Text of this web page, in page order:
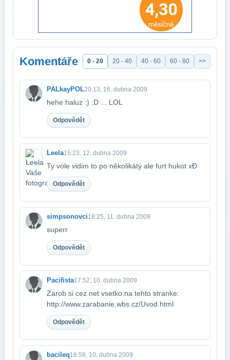
Komentáře 0 - 20 20 - 40 40 - 60 60 - 80 >>
PALkayPOL20:13, 16. dubna 2009
hehe haluz :) :D ... LOL
Odpovědět
Leela15:23, 12. dubna 2009
Ty vole vidim to po několikátý ale furt hukot xĐ
Odpovědět
simpsonovci18:25, 11. dubna 2009
superr
Odpovědět
Pacifista17:52, 10. dubna 2009
Zarob si cez net vsetko na tehto stranke:
http://www.zarabanie.wbs.cz/Uvod.html
Odpovědět
bacileq16:58, 10. dubna 2009